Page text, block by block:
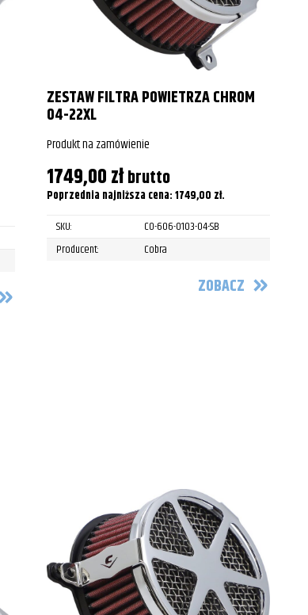
2009
2013
2014
2015
2016
2008
2009
ZESTAW FILTRA POWIETRZA CHROM
04-22XL
Produkt na zamówienie
1749,00złbrutto
Poprzednia najniższa cena:1749,00 zł.
SKU:
CO-606-0103-04-SB
Producent:
Cobra
ZOBACZ